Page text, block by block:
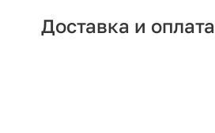
Доставка и оплата